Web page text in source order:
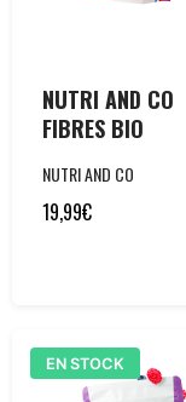
NUTRI AND CO
FIBRES BIO
NUTRI AND CO
19,99€
EN STOCK